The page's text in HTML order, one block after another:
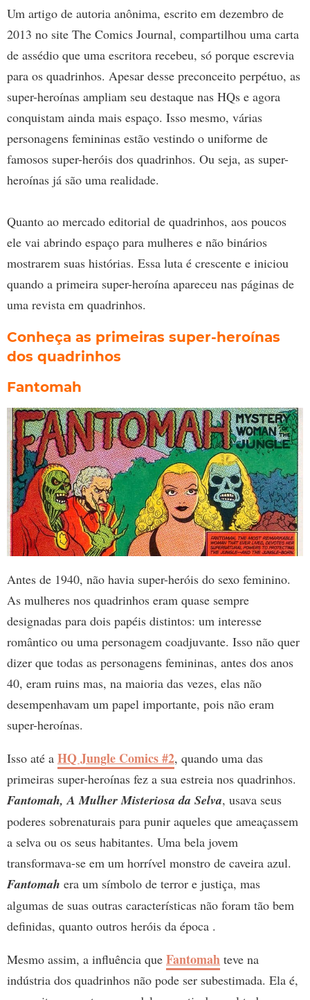
Um artigo de autoria anônima, escrito em dezembro de
2013 no site The Comics Journal, compartilhou uma carta
de assédio que uma escritora recebeu, só porque escrevia
para os quadrinhos. Apesar desse preconceito perpétuo, as
super-heroínas ampliam seu destaque nas HQs e agora
conquistam ainda mais espaço. Isso mesmo, várias
personagens femininas estão vestindo o uniforme de
famosos super-heróis dos quadrinhos. Ou seja, as super-
heroínas já são uma realidade.
Quanto ao mercado editorial de quadrinhos, aos poucos
ele vai abrindo espaço para mulheres e não binários
mostrarem suas histórias. Essa luta é crescente e iniciou
quando a primeira super-heroína apareceu nas páginas de
uma revista em quadrinhos.
Conheça as primeiras super-heroínas
dos quadrinhos
Fantomah
Antes de 1940, não havia super-heróis do sexo feminino.
As mulheres nos quadrinhos eram quase sempre
designadas para dois papéis distintos: um interesse
romântico ou uma personagem coadjuvante. Isso não quer
dizer que todas as personagens femininas, antes dos anos
40, eram ruins mas, na maioria das vezes, elas não
desempenhavam um papel importante, pois não eram
super-heroínas.
Isso até a HQ Jungle Comics #2, quando uma das
primeiras super-heroínas fez a sua estreia nos quadrinhos.
Fantomah, A Mulher Misteriosa da Selva, usava seus
poderes sobrenaturais para punir aqueles que ameaçassem
a selva ou os seus habitantes. Uma bela jovem
transformava-se em um horrível monstro de caveira azul.
Fantomah era um símbolo de terror e justiça, mas
algumas de suas outras características não foram tão bem
definidas, quanto outros heróis da época .
Mesmo assim, a influência que Fantomah teve na
indústria dos quadrinhos não pode ser subestimada. Ela é,